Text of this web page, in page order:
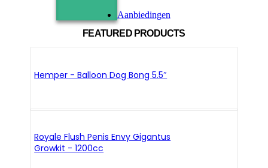
FEATURED PRODUCTS
Hemper - Balloon Dog Bong 5.5″
Royale Flush Penis Envy Gigantus
Growkit - 1200cc
Aanbiedingen